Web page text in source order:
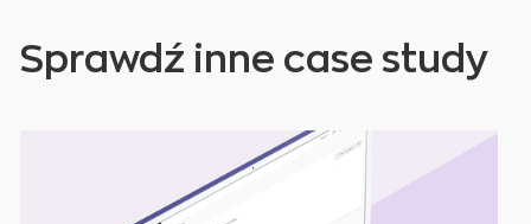
Sprawdź inne case study